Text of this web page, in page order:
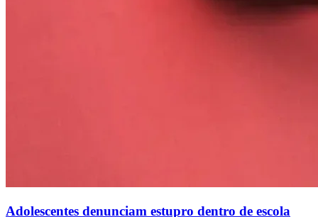
Adolescentes denunciam estupro dentro de escola